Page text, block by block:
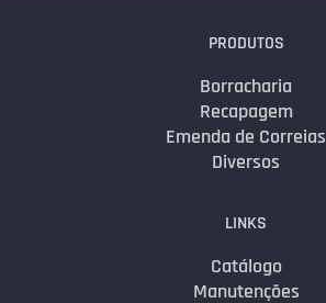
PRODUTOS
Borracharia
Recapagem
Emenda de Correias
Diversos
LINKS
Catálogo
Manutenções